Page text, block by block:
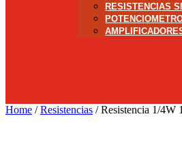
RESISTENCIAS
Home /Resistencias / Resistencia 1/4W